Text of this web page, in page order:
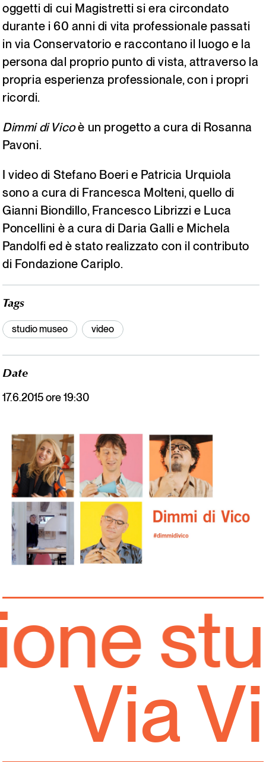
oggetti di cui Magistretti si era circondato
durante i 60 anni di vita professionale passati
in via Conservatorio e raccontano il luogo e la
persona dal proprio punto di vista, attraverso la
propria esperienza professionale, con i propri
ricordi.
Dimmi di Vicoè un progetto a cura di Rosanna
Pavoni.
I video di Stefano Boeri e Patricia Urquiola
sono a cura di Francesca Molteni, quello di
Gianni Biondillo, Francesco Librizzi e Luca
Poncellini è a cura di Daria Galli e Michela
Pandolfi ed è stato realizzato con il contributo
di Fondazione Cariplo.
Tags
studio museo video
Date
17.6.2015 ore 19:30
Via